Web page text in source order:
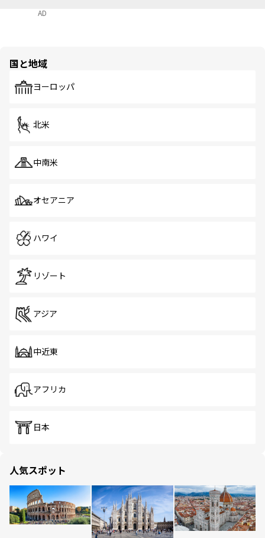
AD
国と地域
ヨーロッパ
北米
中南米
オセアニア
ハワイ
リゾート
アジア
中近東
アフリカ
日本
人気スポット